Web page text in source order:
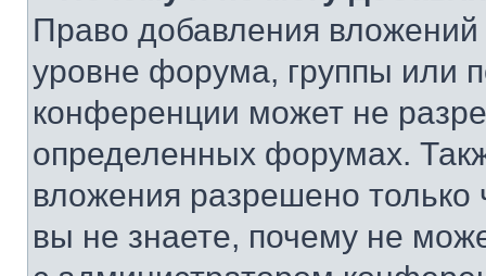
Право добавления
уровне форума, группы или
конференции может не
определенных форумах.
вложения разрешено
вы не знаете, почему не